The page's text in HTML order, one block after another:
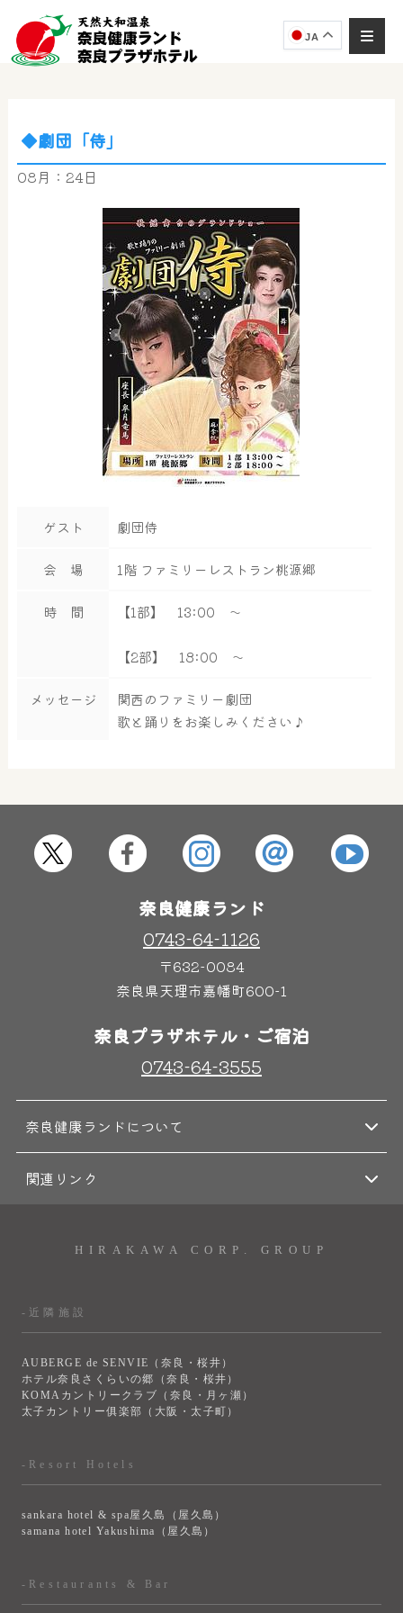
JA
奈良わんぱくランド
◆劇団「侍」
08月：24日
ゲスト 劇団侍
会 場 1階 ファミリーレストラン桃源郷
時 間 【1部】 13:00 ～
【2部】 18:00 ～
メッセージ
関西のファミリー劇団
歌と踊りをお楽しみください♪
奈良健康ランド
0743-64-1126
〒632-0084
奈良県天理市嘉幡町600-1
奈良プラザホテル・ご宿泊
0743-64-3555
奈良健康ランドについて
関連リンク
HIRAKAWA CORP. GROUP
-近隣施設
AUBERGE de SENVIE（奈良・桜井）
ホテル奈良さくらいの郷（奈良・桜井）
KOMAカントリークラブ（奈良・月ヶ瀬）
太子カントリー俱楽部（大阪・太子町）
-Resort Hotels
sankara hotel & spa屋久島（屋久島）
samana hotel Yakushima（屋久島）
-Restaurants & Bar
奈良健康ランド AIコンシェルジュです。
ご質問をお伺いします。